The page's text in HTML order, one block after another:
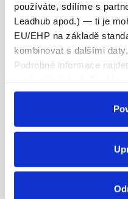
používáte, sdílíme s
Leadhub apod.) — ti je
EU/EHP na základě
kombinovat s dalšími
Podrobné informace
odvolat v nastavení
how
how are you,
jak se máš
Různé způsoby, jak se
you? Běžná, neutrální
are you doing?